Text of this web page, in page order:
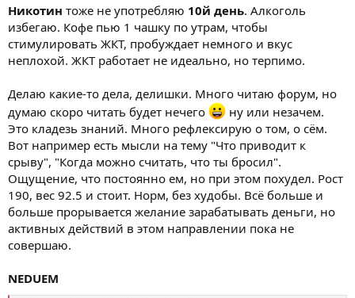
Никотин тоже не употребляю 10й день. Алкоголь
избегаю. Кофе пью 1 чашку по утрам, чтобы
стимулировать ЖКТ, пробуждает немного и вкус
неплохой. ЖКТ работает не идеально, но терпимо.
Делаю какие-то дела, делишки. Много читаю форум, но
думаю скоро читать будет нечего
ну или незачем.
Это кладезь знаний. Много рефлексирую о том, о сём.
Вот например есть мысли на тему "Что приводит к
срыву", "Когда можно считать, что ты бросил".
Ощущение, что постоянно ем, но при этом похудел. Рост
190, вес 92.5 и стоит. Норм, без худобы. Всё больше и
больше прорывается желание зарабатывать деньги, но
активных действий в этом направлении пока не
совершаю.
NEDUEM